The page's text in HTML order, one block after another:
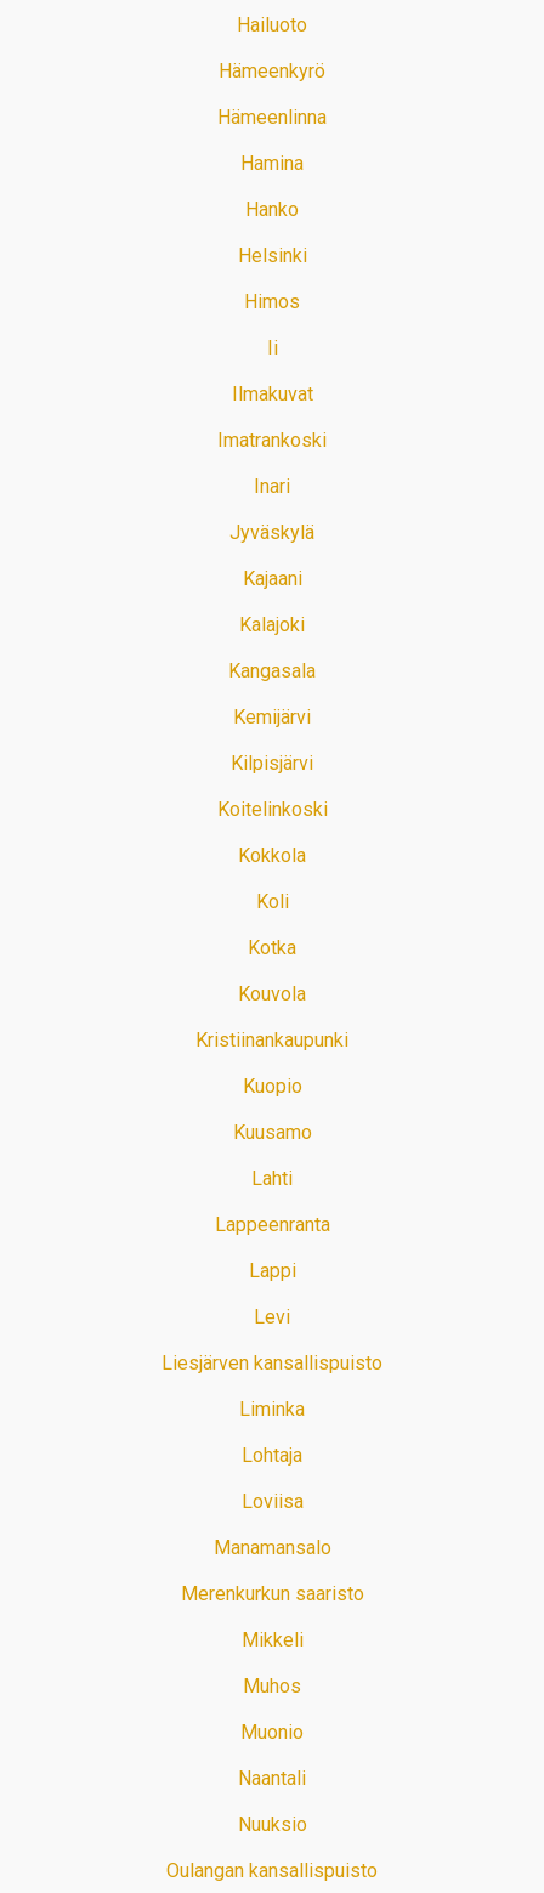
Hailuoto
Hämeenkyrö
Hämeenlinna
Hamina
Hanko
Helsinki
Himos
Ii
Ilmakuvat
Imatrankoski
Inari
Jyväskylä
Kajaani
Kalajoki
Kangasala
Kemijärvi
Kilpisjärvi
Koitelinkoski
Kokkola
Koli
Kotka
Kouvola
Kristiinankaupunki
Kuopio
Kuusamo
Lahti
Lappeenranta
Lappi
Levi
Liesjärven kansallispuisto
Liminka
Lohtaja
Loviisa
Manamansalo
Merenkurkun saaristo
Mikkeli
Muhos
Muonio
Naantali
Nuuksio
Oulangan kansallispuisto